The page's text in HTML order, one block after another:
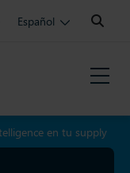
Español
Search:
en tu supply